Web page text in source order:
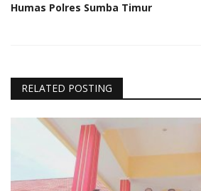
Humas Polres Sumba Timur
RELATED POSTING